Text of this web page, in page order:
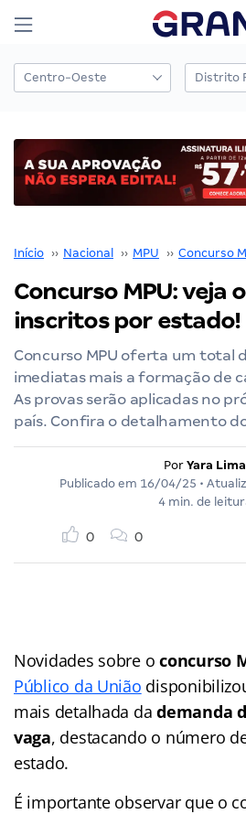
Início ›› Nacional ›› MPU ›› Concurso
Concurso MPU: veja
inscritos por estado!
Concurso MPU oferta um total
imediatas mais a formação de
As provas serão aplicadas no
país. Confira o detalhamento
Por Yara Lima
Publicado em 16/04/25 •
4 min. de
0 0
Novidades sobre oconcurso
Público da União
mais detalhada dademanda
vaga, destacando o número
estado.
É importante observar que o